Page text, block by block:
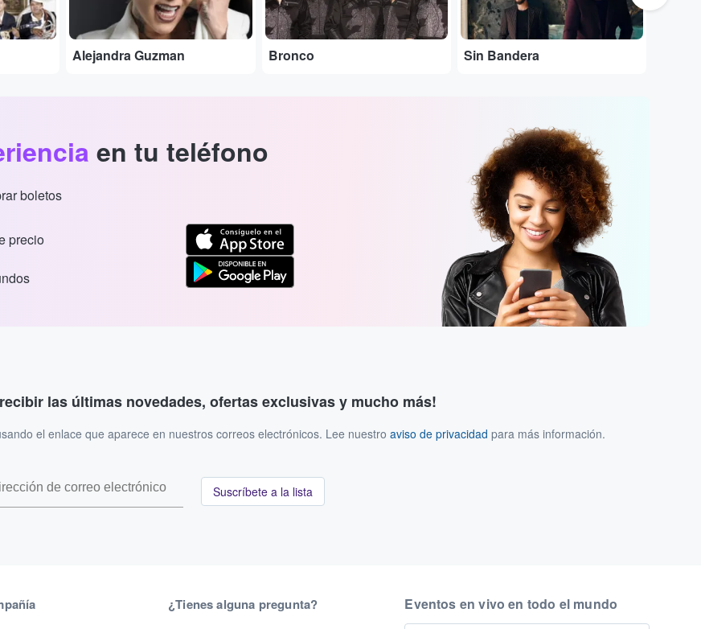
Alejandra Guzman Bronco Sin Bandera
en tu teléfono
boletos
precio
las últimas novedades, ofertas exclusivas y mucho más!
el enlace que aparece en nuestros correos electrónicos. Lee nuestro aviso de privacidad para más información.
Suscríbete a la lista
¿Tienes alguna pregunta? Eventos en vivo en todo el mundo